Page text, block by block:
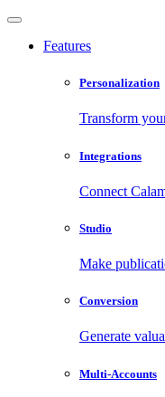
Features
Personalization
Transform
Integrations
Connect
Studio
Make
Conversion
Generate
Multi-Accounts